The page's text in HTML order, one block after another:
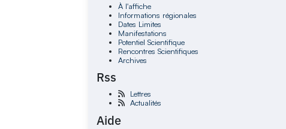
À l'affiche
Informations régionales
Dates Limites
Manifestations
Potentiel Scientifique
Rencontres Scientifiques
Archives
Rss
Lettres
Actualités
Aide